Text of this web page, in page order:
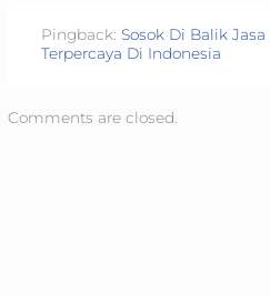
Pingback: Sosok Di Balik
Terpercaya Di Indonesia
Comments are closed.